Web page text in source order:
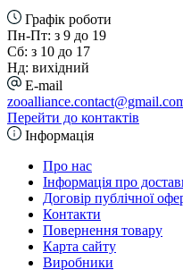
Графік роботи
Пн-Пт: з 9 до 19
Сб: з 10 до 17
Нд: вихідний
E-mail
Перейти до контактів
Інформація
Про нас
Інформація про
Договір публічної
Контакти
Повернення товару
Карта сайту
Виробники